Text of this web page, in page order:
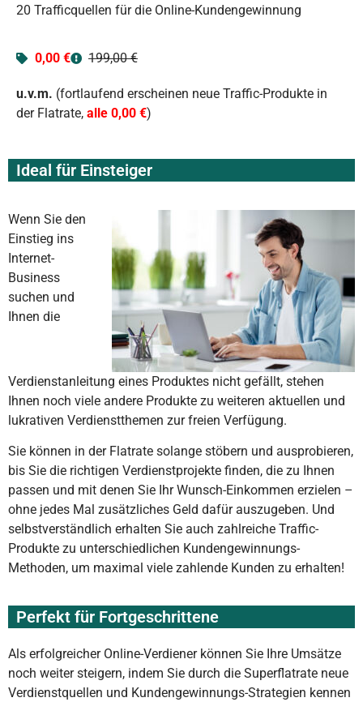
20 Trafficquellen für die Online-Kundengewinnung
0,00 € 199,00 €
u.v.m. (fortlaufend erscheinen neue Traffic-Produkte in
der Flatrate, alle 0,00 €)
Ideal für Einsteiger
Wenn Sie den
Einstieg ins
Internet-
Business
suchen und
Ihnen die
Verdienstanleitung eines Produktes nicht gefällt, stehen
Ihnen noch viele andere Produkte zu weiteren aktuellen und
lukrativen Verdienstthemen zur freien Verfügung.
Sie können in der Flatrate solange stöbern und ausprobieren,
bis Sie die richtigen Verdienstprojekte finden, die zu Ihnen
passen und mit denen Sie Ihr Wunsch-Einkommen erzielen –
ohne jedes Mal zusätzliches Geld dafür auszugeben. Und
selbstverständlich erhalten Sie auch zahlreiche Traffic-
Produkte zu unterschiedlichen Kundengewinnungs-
Methoden, um maximal viele zahlende Kunden zu erhalten!
Perfekt für Fortgeschrittene
Als erfolgreicher Online-Verdiener können Sie Ihre Umsätze
noch weiter steigern, indem Sie durch die Superflatrate neue
Verdienstquellen und Kundengewinnungs-Strategien kennen